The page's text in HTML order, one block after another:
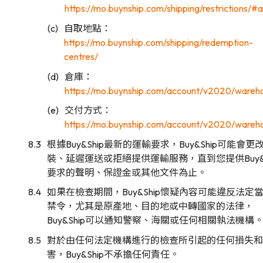
https://mo.buynship.com/shipping/restrictions/
自取地點：
https://mo.buynship.com/shipping/redemption-
centres/
倉庫：
https://mo.buynship.com/account/v2020/
交付方式：
https://mo.buynship.com/account/v2020/
根據Buy&Ship最新的運輸要求，Buy&Ship可能會更
裝、延遲運送或拒絕提供運輸服務，直到您提供
要求的聲明、保證金或其他文件為止。
如果在檢查期間，Buy&Ship懷疑內容可能違反法定
禁令，尤其是原產地、目的地或中轉國家的法律，
Buy&Ship可以通知警察、海關或任何相關執法機構。
對於由任何法定機構進行的檢查所引起的任何損失
害，Buy&Ship不承擔任何責任。